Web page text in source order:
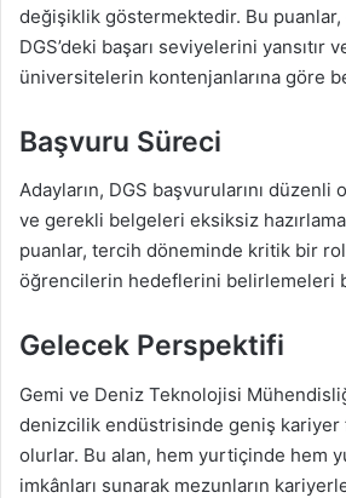
değişiklik göstermektedir. Bu
DGS’deki başarı seviyelerini yansıtır
üniversitelerin kontenjanlarına göre
Başvuru Süreci
Adayların, DGS başvurularını
ve gerekli belgeleri eksiksiz
puanlar, tercih döneminde kritik bir
öğrencilerin hedeflerini belirlemeleri
Gelecek Perspektifi
Gemi ve Deniz Teknolojisi
denizcilik endüstrisinde geniş kariyer
olurlar. Bu alan, hem yurtiçinde hem
imkânları sunarak mezunların